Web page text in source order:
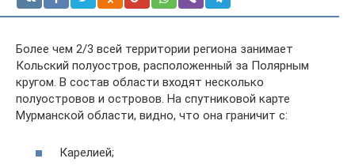
Более чем 2/3 всей территории региона занимает
Кольский полуостров, расположенный за Полярным
кругом. В состав области входят несколько
полуостровов и островов. На спутниковой карте
Мурманской области, видно, что она граничит с:
Карелией;